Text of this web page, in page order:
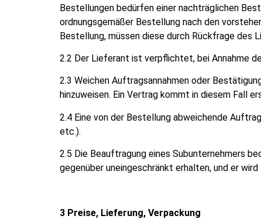
Bestellungen bedürfen einer nachträglichen
ordnungsgemäßer Bestellung nach den
Bestellung, müssen diese durch Rückfrage des
2.2 Der Lieferant ist verpflichtet, bei Annahme
2.3 Weichen Auftragsannahmen oder
hinzuweisen. Ein Vertrag kommt in diesem Fall
2.4 Eine von der Bestellung abweichende
etc.).
2.5 Die Beauftragung eines Subunternehmers
gegenüber uneingeschränkt erhalten, und er
3 Preise, Lieferung, Verpackung